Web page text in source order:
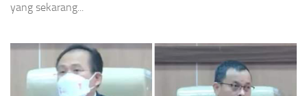
yang sekarang...